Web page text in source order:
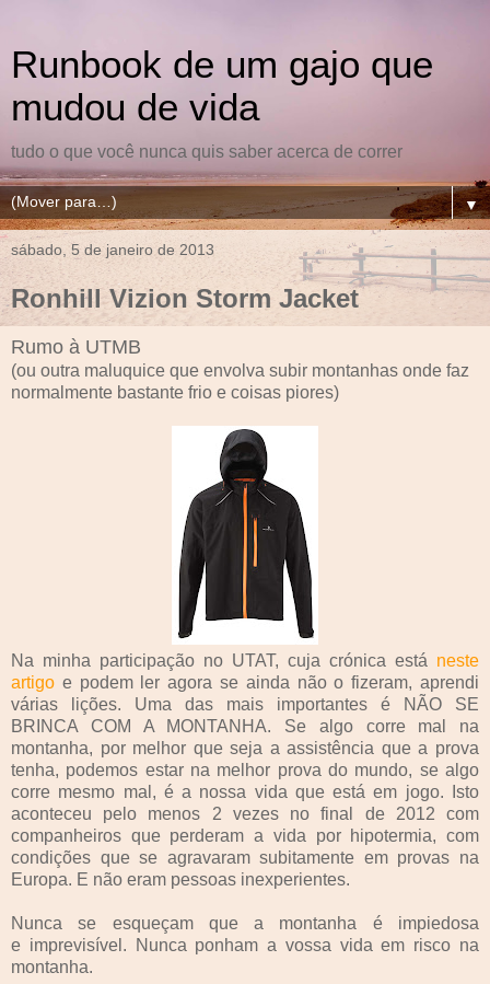
Runbook de um gajo que
mudou de vida
tudo o que você nunca quis saber acerca de correr
▼
sábado, 5 de janeiro de 2013
Ronhill Vizion Storm Jacket
Rumo à UTMB
(ou outra maluquice que envolva subir montanhas onde faz
normalmente bastante frio e coisas piores)
Na minha participação no UTAT, cuja crónica está neste
artigo e podem ler agora se ainda não o fizeram, aprendi
várias lições. Uma das mais importantes é NÃO SE
BRINCA COM A MONTANHA. Se algo corre mal na
montanha, por melhor que seja a assistência que a prova
tenha, podemos estar na melhor prova do mundo, se algo
corre mesmo mal, é a nossa vida que está em jogo. Isto
aconteceu pelo menos 2 vezes no final de 2012 com
companheiros que perderam a vida por hipotermia, com
condições que se agravaram subitamente em provas na
Europa. E não eram pessoas inexperientes.
Nunca se esqueçam que a montanha é impiedosa
e imprevisível. Nunca ponham a vossa vida em risco na
montanha.